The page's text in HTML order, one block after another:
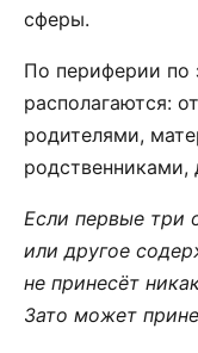
сферы.
По периферии по
располагаются:
родителями,
родственниками,
Если первые три
или другое
не принесёт
Зато может